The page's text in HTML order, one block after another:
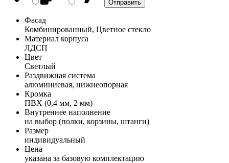
Фасад
Комбинированный, Цветное стекло
Материал корпуса
ЛДСП
Цвет
Светлый
Раздвижная система
алюминиевая, нижнеопорная
Кромка
ПВХ (0,4 мм, 2 мм)
Внутреннее наполнение
на выбор (полки, корзины, штанги)
Размер
индивидуальный
Цена
указана за базовую комплектацию